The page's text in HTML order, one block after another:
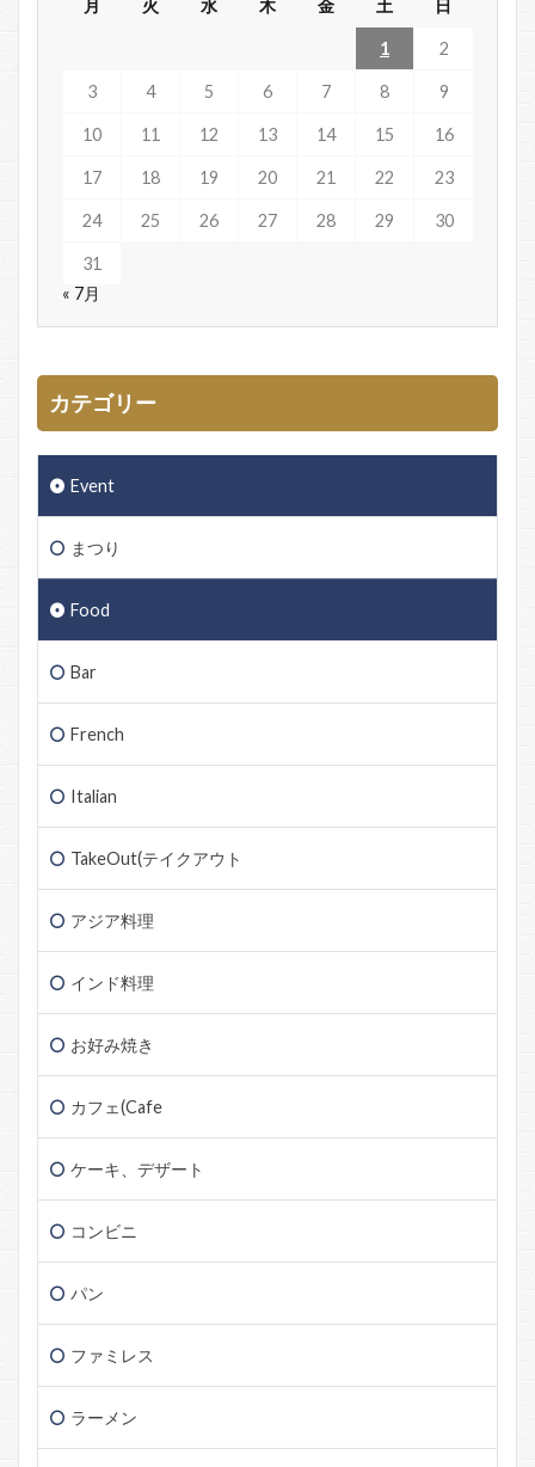
月 火 水 木 金 土 日
1 2
3 4 5 6 7 8 9
10 11 12 13 14 15 16
17 18 19 20 21 22 23
24 25 26 27 28 29 30
31
« 7月
カテゴリー
Event
まつり
Food
Bar
French
Italian
TakeOut(テイクアウト
アジア料理
インド料理
お好み焼き
カフェ(Cafe
ケーキ、デザート
コンビニ
パン
ファミレス
ラーメン